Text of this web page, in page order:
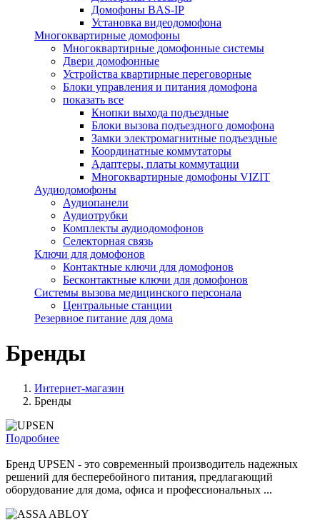
Домофоны BAS-IP
Установка видеодомофона
Многоквартирные домофоны
Многоквартирные домофонные системы
Двери домофонные
Устройства квартирные переговорные
Блоки управления и питания домофона
показать все
Кнопки выхода подъездные
Блоки вызова подъездного домофона
Замки электромагнитные подъездные
Координатные коммутаторы
Адаптеры, платы коммутации
Многоквартирные домофоны VIZIT
Аудиодомофоны
Аудиопанели
Аудиотрубки
Комплекты аудиодомофонов
Селекторная связь
Ключи для домофонов
Контактные ключи для домофонов
Бесконтактные ключи для домофонов
Системы вызова медицинского персонала
Центральные станции
Резервное питание для дома
Бренды
Интернет-магазин
Бренды
Подробнее
Бренд UPSEN - это современный производитель надежных
решений для бесперебойного питания, предлагающий
оборудование для дома, офиса и профессиональных ...